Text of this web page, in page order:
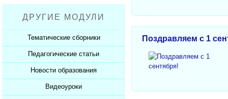
Пожарная безопасность
СанПиНы
Должностные обязанности
Планы, справки, протоколы
Презентации к Дню матери
Презентации к Новому году
Презентации к 23 февраля
Презентации к 8 марта
Презентации к Дню Победы
350 лет Петру I
Разработки учащихся
Софт для учителя
ДРУГИЕ МОДУЛИ
Тематические сборники
Сборники презентаций
Педагогические статьи
Каталог статей
Добавить статью
Новости образования
Новости образования
Видеоуроки
Поздравляем с 1